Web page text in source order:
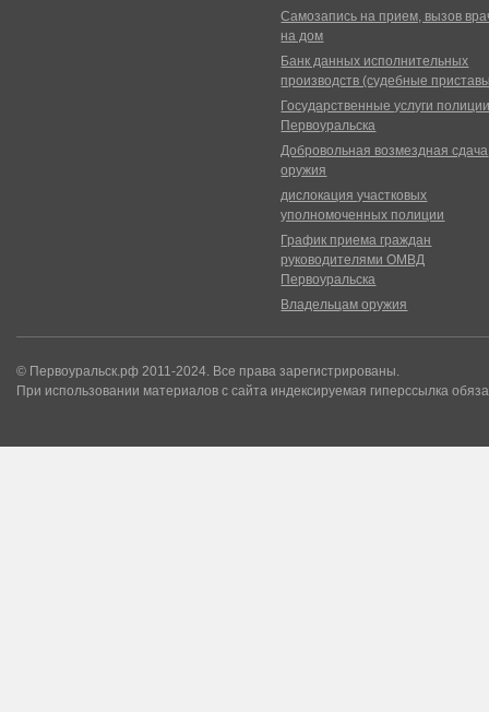
Самозапись на прием, вызов
на дом
Банк данных исполнительных
производств (судебные
Государственные услуги
Первоуральска
Добровольная возмездная сдача
оружия
дислокация участковых
уполномоченных полиции
График приема граждан
руководителями ОМВД
Первоуральска
Владельцам оружия
© Первоуральск.рф 2011-2024. Все права зарегистрированы.
При использовании материалов с сайта индексируемая гиперссылка